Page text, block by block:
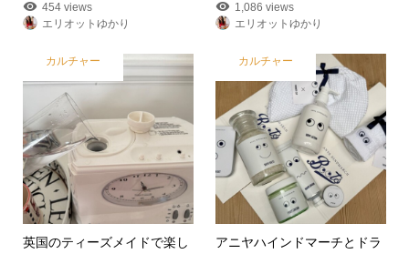
454 views
エリオットゆかり
1,086 views
エリオットゆかり
カルチャー
英国のティーズメイドで楽し
カルチャー
アニヤハインドマーチとドラ